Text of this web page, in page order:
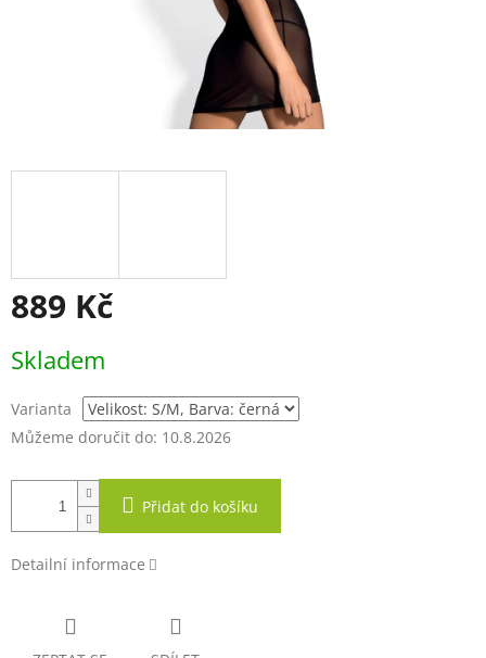
889 Kč
cena:
Skladem
Varianta
Můžeme doručit do: 10.8.2026
Přidat do košíku
Detailní informace